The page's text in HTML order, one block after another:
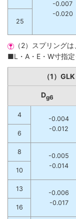
-0.007
-0.020
25
（2）スプリング
■L・A・E・W寸指
（1）GLK
Dg6
4
-0.004
-0.012
6
8
-0.005
-0.014
10
13
-0.006
-0.017
16